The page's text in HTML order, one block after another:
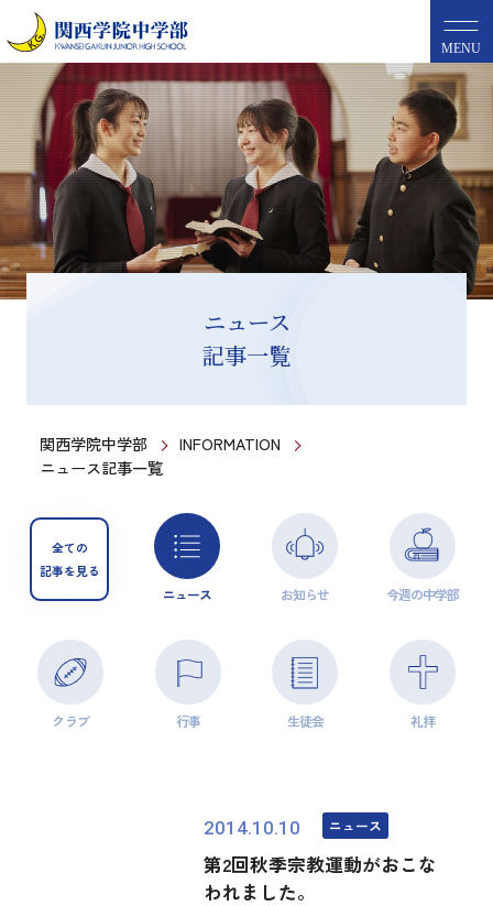
MENU
ニュース
記事一覧
関西学院中学部
INFORMATION
ニュース記事一覧
全ての
記事を見る
ニュース お知らせ 今週の中学部
クラブ 行事 生徒会 礼拝
2014.10.10 ニュース
第2回秋季宗教運動がおこな
われました。